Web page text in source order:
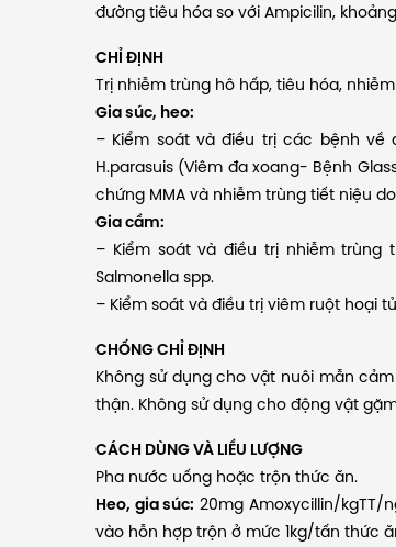
đường tiêu hóa so với Ampicilin,
CHỈ ĐỊNH
Trị nhiễm trùng hô hấp, tiêu hóa,
Gia súc, heo:
– Kiểm soát và điều trị các bệnh về
H.parasuis (Viêm đa xoang- Bệnh
chứng MMA và nhiễm trùng tiết niệu
Gia cầm:
– Kiểm soát và điều trị nhiễm trùng
Salmonella spp.
– Kiểm soát và điều trị viêm ruột hoại
CHỐNG CHỈ ĐỊNH
Không sử dụng cho vật nuôi mẫn
thận. Không sử dụng cho động vật
CÁCH DÙNG VÀ LIỀU LƯỢNG
Pha nước uống hoặc trộn thức ăn.
Heo, gia súc: 20mg Amoxycillin/kgTT/
vào hỗn hợp trộn ở mức 1kg/tấn thức